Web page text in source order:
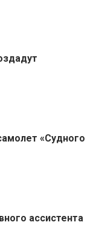
«Судного
ассистента